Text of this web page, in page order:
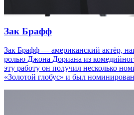
Зак Брафф
Зак Брафф — американский актёр,
ролью Джона Дориана из
эту работу он получил несколько
«Золотой глобус» и был